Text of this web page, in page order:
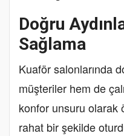
Doğru
Sağlama
Kuaför salonlarında
müşteriler hem de
konfor unsuru olarak
rahat bir şekilde